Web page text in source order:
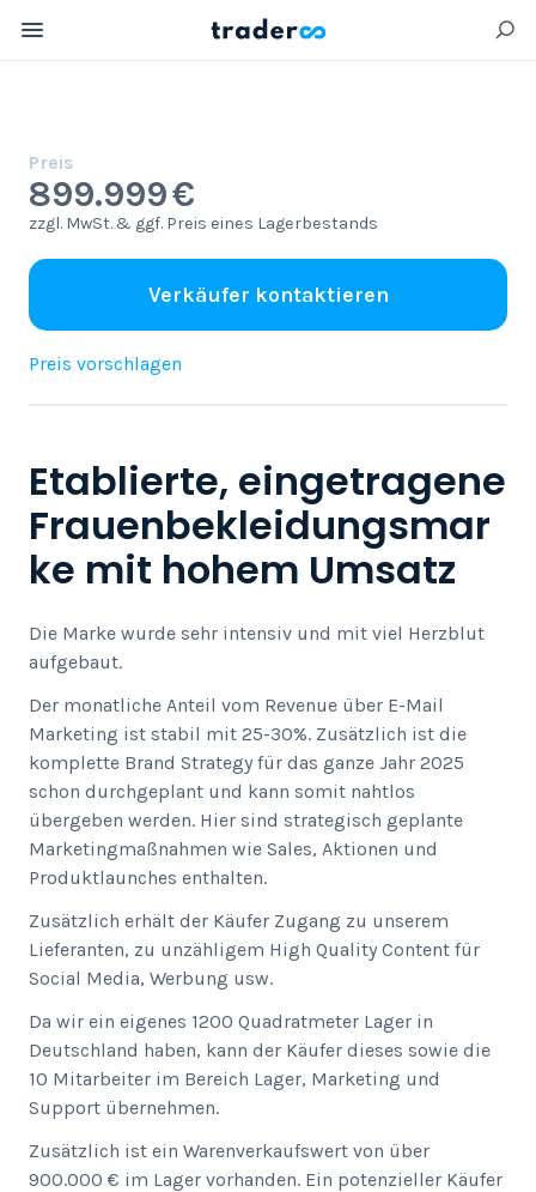
Etablierte, eingetragene
Frauenbekleidungsmar
ke mit hohem Umsatz
Die Marke wurde sehr intensiv und mit viel Herzblut
aufgebaut.
Der monatliche Anteil vom Revenue über E-Mail
Marketing ist stabil mit 25-30%. Zusätzlich ist die
komplette Brand Strategy für das ganze Jahr 2025
schon durchgeplant und kann somit nahtlos
übergeben werden. Hier sind strategisch geplante
Marketingmaßnahmen wie Sales, Aktionen und
Produktlaunches enthalten.
Zusätzlich erhält der Käufer Zugang zu unserem
Lieferanten, zu unzähligem High Quality Content für
Social Media, Werbung usw.
Da wir ein eigenes 1200 Quadratmeter Lager in
Deutschland haben, kann der Käufer dieses sowie die
10 Mitarbeiter im Bereich Lager, Marketing und
Support übernehmen.
Zusätzlich ist ein Warenverkaufswert von über
900.000 € im Lager vorhanden. Ein potenzieller Käufer
Preis
899.999 €
zzgl. MwSt. & ggf. Preis eines Lagerbestands
Verkäufer kontaktieren
Preis vorschlagen